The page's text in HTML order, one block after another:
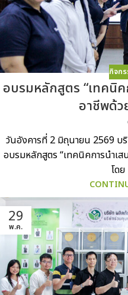
กิจก
อบรมหลักสูตร “เทคนิ
อาชีพด้ว
วันอังคารที่ 2 มิถุนายน 2569
อบรมหลักสูตร “เทคนิคการนำเ
โด
29
พ.ค.